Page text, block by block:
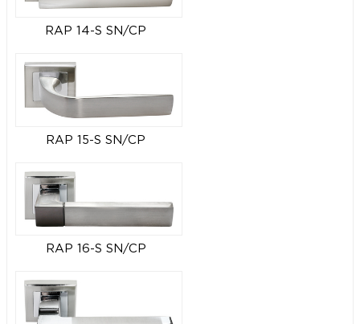
RAP 14-S SN/CP
RAP 15-S SN/CP
RAP 16-S SN/CP